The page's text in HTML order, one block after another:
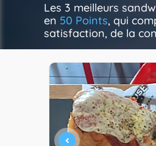
Les 3 meilleurs
en 50 Points, qui
satisfaction, de la